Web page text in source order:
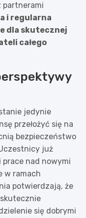
partnerami
i regularna
dla skutecznej
całego
jedynie
przełożyć się na
bezpieczeństwo
już
nad nowymi
w ramach
potwierdzają, że
się dobrymi